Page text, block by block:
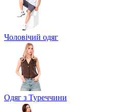
Чоловічий одяг
Одяг з Туреччини